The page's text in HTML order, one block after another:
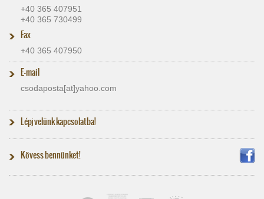
+40 365 407951
+40 365 730499
Fax
+40 365 407950
E-mail
csodaposta[at]​yahoo.com
Lépj velünk kapcsolatba!
Kövess bennünket!